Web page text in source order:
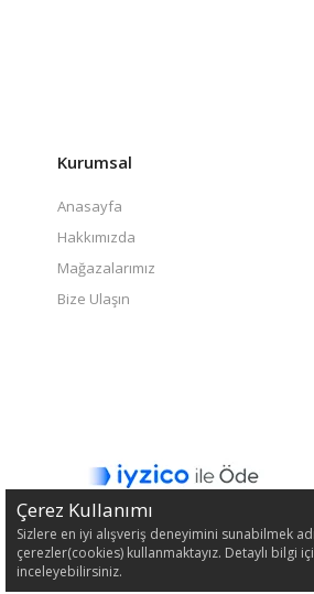
Kurumsal
Anasayfa
Hakkımızda
Mağazalarımız
Bize Ulaşın
Çerez Kullanımı
Sizlere en iyi alışveriş deneyimini sunabilmek
çerezler(cookies) kullanmaktayız. Detaylı bilgi
inceleyebilirsiniz.